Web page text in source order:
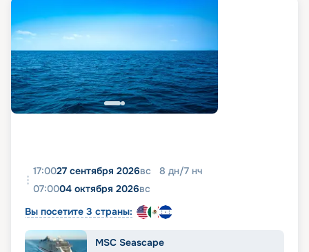
17:0027 сентября 2026вс 8 дн/7 нч
07:0004 октября 2026вс
Вы посетите 3 страны:
MSC Seascape